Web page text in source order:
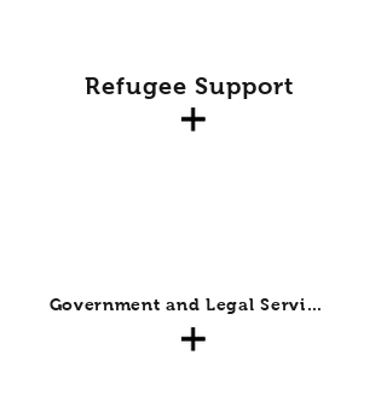
Refugee Support
Government and Legal Services